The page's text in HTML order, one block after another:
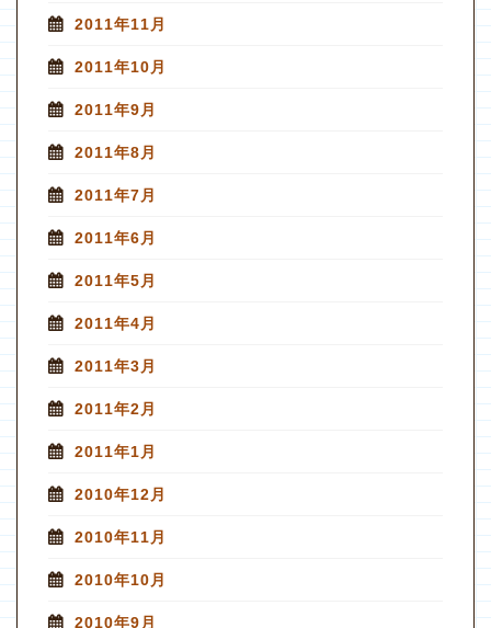
2011年11月
2011年10月
2011年9月
2011年8月
2011年7月
2011年6月
2011年5月
2011年4月
2011年3月
2011年2月
2011年1月
2010年12月
2010年11月
2010年10月
2010年9月